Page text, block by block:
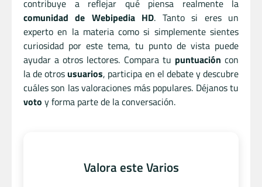
contribuye a reflejar qué piensa realmente la
comunidad de Webipedia HD. Tanto si eres un
experto en la materia como si simplemente sientes
curiosidad por este tema, tu punto de vista puede
ayudar a otros lectores. Compara tu puntuación con
la de otros usuarios, participa en el debate y descubre
cuáles son las valoraciones más populares. Déjanos tu
voto y forma parte de la conversación.
Valora este Varios